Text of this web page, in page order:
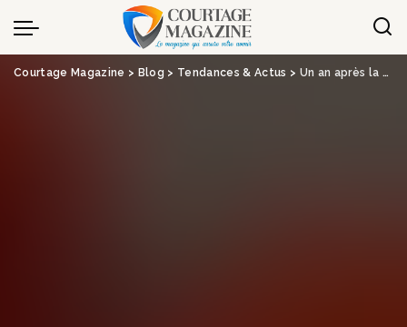
Panneau de gestion des cookies
Courtage Magazine > Blog > Tendances & Actus > Un an après la suppression de la carte verte : quel bilan ?